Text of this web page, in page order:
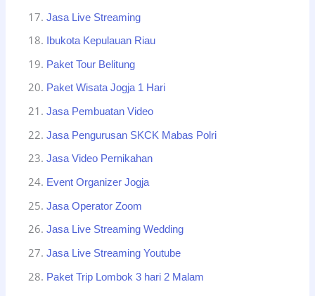
Jasa Live Streaming
Ibukota Kepulauan Riau
Paket Tour Belitung
Paket Wisata Jogja 1 Hari
Jasa Pembuatan Video
Jasa Pengurusan SKCK Mabas Polri
Jasa Video Pernikahan
Event Organizer Jogja
Jasa Operator Zoom
Jasa Live Streaming Wedding
Jasa Live Streaming Youtube
Paket Trip Lombok 3 hari 2 Malam